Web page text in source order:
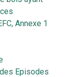
Annexe 1
Episodes